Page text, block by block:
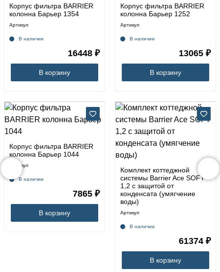
Корпус фильтра BARRIER
колонна Барьер 1354
Артикул
В наличии
16448 ₽
В корзину
Корпус фильтра BARRIER
колонна Барьер 1252
Артикул
В наличии
13065 ₽
В корзину
Корпус фильтра BARRIER
колонна Барьер 1044
Артикул
В наличии
7865 ₽
В корзину
Комплект коттеджной
системы Barrier Ace SOFT
1,2 с защитой от
конденсата (умягчение
воды)
Артикул
В наличии
61374 ₽
В корзину